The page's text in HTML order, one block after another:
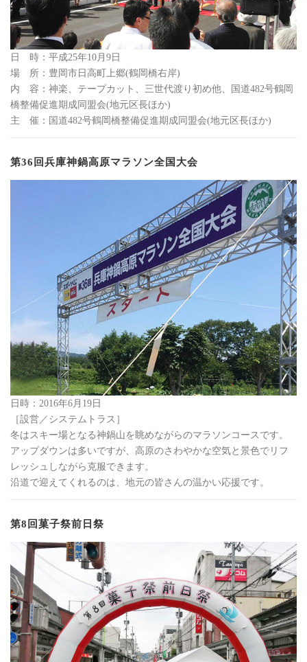
日 時：平成25年10月9日
場 所：豊岡市日高町上郷(鶴岡橋右岸)
内 容：神楽、テープカット、三世代渡り初め他、国道482号鶴岡
橋整備促進期成同盟会(地元区長ほか)
主 催：国道482号鶴岡橋整備促進期成同盟会(地元区長ほか)
第36回兵庫神鍋高原マラソン全国大会
日時：2016年6月19日
［設営／システムトラス］
冬はスキー場となる神鍋山を眺めながらのマラソンコースです。
アップダウンは多いですが、高原のさわやかな空気と景色でリフ
レッシュしながら克服できます。
沿道で迎えてくれるのは、地元の皆さんの温かい応援です。
第8回菓子祭前日祭